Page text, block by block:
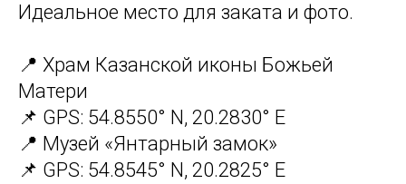
Идеальное место для заката и фото.
📍 Храм Казанской иконы Божьей
Матери
📌 GPS: 54.8550° N, 20.2830° E
📍 Музей «Янтарный замок»
📌 GPS: 54.8545° N, 20.2825° E